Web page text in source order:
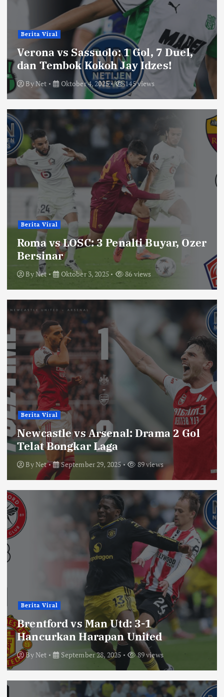
Berita Viral
Verona vs Sassuolo: 1 Gol, 7 Duel,
dan Tembok Kokoh Jay Idzes!
ByNet Oktober 4, 2025 145 views
Berita Viral
Roma vs LOSC: 3 Penalti Buyar, Ozer
Bersinar
ByNet Oktober 3, 2025 86 views
Berita Viral
Newcastle vs Arsenal: Drama 2 Gol
Telat Bongkar Laga
ByNet September 29, 2025 89 views
Berita Viral
Brentford vs Man Utd: 3-1
Hancurkan Harapan United
ByNet September 28, 2025 89 views